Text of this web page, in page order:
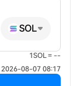
SOL
1SOL = --
2026-08-07 08:17